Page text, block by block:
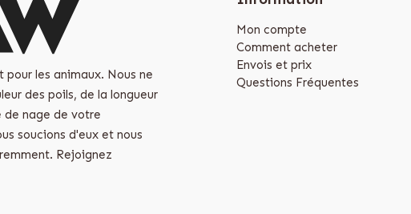
les animaux. Nous ne
des poils, de la longueur
de nage de votre
soucions d'eux et nous
Rejoignez
Mon compte
Comment acheter
Envois et prix
Questions Fréquentes